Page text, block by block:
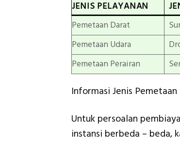
JENIS PELAYANAN
Pemetaan Darat
Pemetaan Udara
Pemetaan Perairan
Informasi Jenis Pemetaan
Untuk persoalan
instansi berbeda – beda,